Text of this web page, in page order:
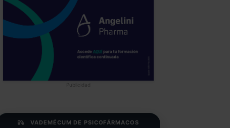
Publicidad
VADEMÉCUM DE PSICOFÁRMACOS